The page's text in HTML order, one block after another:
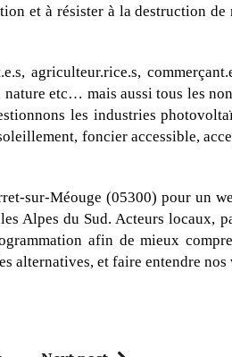
et à résister à la destruction
agriculteur.rice.s,
etc… mais aussi tous les
les industries
foncier accessible,
sur-Méouge (05300) pour un
Alpes du Sud. Acteurs locaux,
afin de mieux
alternatives, et faire entendre nos